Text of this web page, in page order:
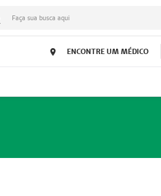
Faça sua busca aqui
ENCONTRE UM MÉDICO